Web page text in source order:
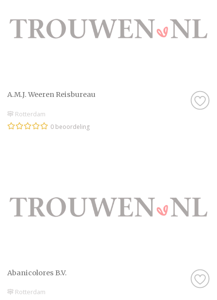
A.M.J. Weeren Reisbureau
Rotterdam
0 beoordeling
Abanicolores B.V.
Rotterdam